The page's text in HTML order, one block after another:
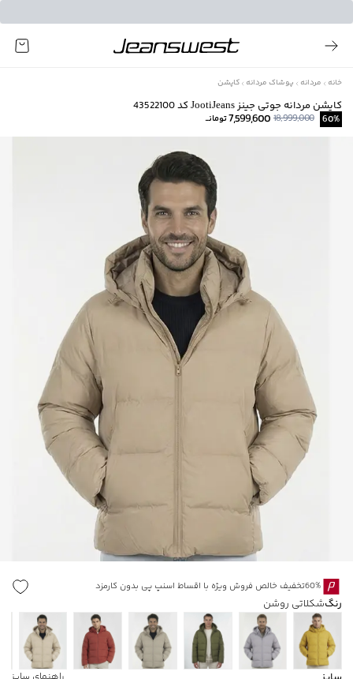
خانه مردانه پوشاک مردانه کاپشن
کاپشن مردانه جوتی جینز JootiJeans کد 43522100
60%
18,999,000
7,599,600تومانــ
60%تخفیف خالص فروش ویژه با اقساط اسنپ پی بدون کارمزد
رنگشکلاتی روشن